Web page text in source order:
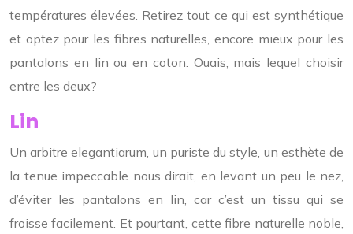
températures élevées. Retirez tout ce qui est synthétique
et optez pour les fibres naturelles, encore mieux pour les
pantalons en lin ou en coton. Ouais, mais lequel choisir
entre les deux?
Lin
Un arbitre elegantiarum, un puriste du style, un esthète de
la tenue impeccable nous dirait, en levant un peu le nez,
d’éviter les pantalons en lin, car c’est un tissu qui se
froisse facilement. Et pourtant, cette fibre naturelle noble,